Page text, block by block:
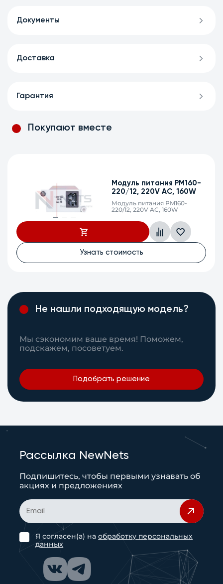
Документы
Доставка
Гарантия
Покупают вместе
Модуль питания PM160-
48/12, 48V DC, 160W
Модуль питания PM160-48/12,
48V DC, 160W
Узнать стоимость
Не нашли подходящую модель?
Мы сэкономим ваше время! Поможем,
подскажем, посоветуем.
Подобрать решение
Рассылка NewNets
Подпишитесь, чтобы первыми узнавать об
акциях и предложениях
Я согласен(а) наобработку персональных
данных